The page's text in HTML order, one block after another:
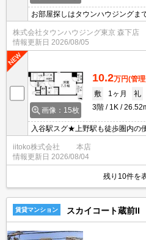
お部屋探しはタウンハウジングま
株式会社タウンハウジング東京 森下店
情報更新日 2026/08/05
画像：15枚
10.2万円(管
敷
1ヶ月 礼
3階
1K
入谷駅スグ★上野駅も徒歩圏内
iitoko株式会社 本店
情報更新日 2026/08/04
残り10件を
賃貸マンション スカイコート蔵前II